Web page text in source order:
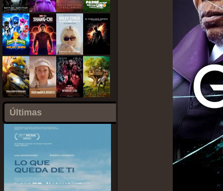
Últimas